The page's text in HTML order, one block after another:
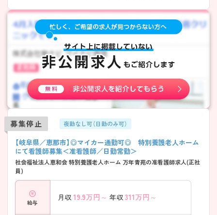
募集停止 夜勤なし可（日勤のみ可）
【岐阜県／恵那市】◎マイカー通勤可◎ 特別養護老人ホーム
にて看護師募集＜准看護師／日勤常勤＞
社会福祉法人恵和会 特別養護老人ホーム 万年青苑の准看護師求人(正社
員)
給与
月収 19.9万円～ 年収 311万円～